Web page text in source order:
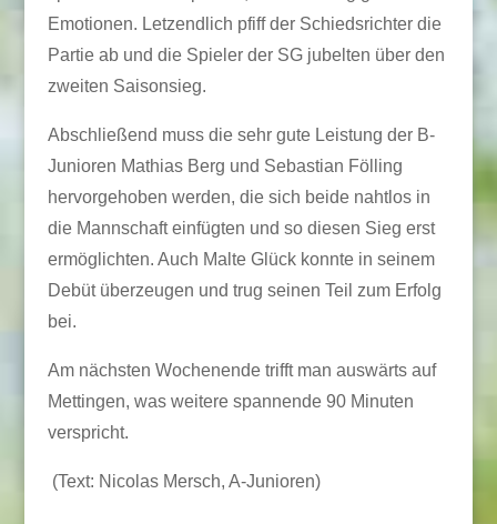
Emotionen. Letzendlich pfiff der Schiedsrichter die
Partie ab und die Spieler der SG jubelten über den
zweiten Saisonsieg.
Abschließend muss die sehr gute Leistung der B-
Junioren Mathias Berg und Sebastian Fölling
hervorgehoben werden, die sich beide nahtlos in
die Mannschaft einfügten und so diesen Sieg erst
ermöglichten. Auch Malte Glück konnte in seinem
Debüt überzeugen und trug seinen Teil zum Erfolg
bei.
Am nächsten Wochenende trifft man auswärts auf
Mettingen, was weitere spannende 90 Minuten
verspricht.
(Text: Nicolas Mersch, A-Junioren)